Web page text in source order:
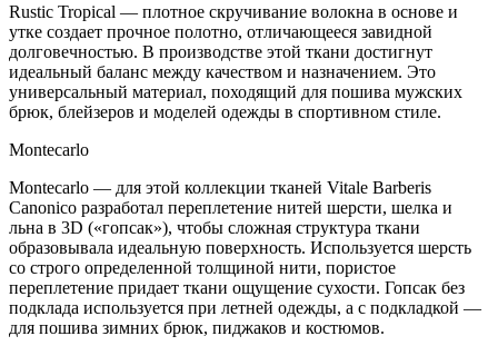
Rustic Tropical — плотное скручивание волокна в основе и
утке создает прочное полотно, отличающееся завидной
долговечностью. В производстве этой ткани достигнут
идеальный баланс между качеством и назначением. Это
универсальный материал, походящий для пошива мужских
брюк, блейзеров и моделей одежды в спортивном стиле.
Montecarlo
Montecarlo — для этой коллекции тканей Vitale Barberis
Canonico разработал переплетение нитей шерсти, шелка и
льна в 3D («гопсак»), чтобы сложная структура ткани
образовывала идеальную поверхность. Используется шерсть
со строго определенной толщиной нити, пористое
переплетение придает ткани ощущение сухости. Гопсак без
подклада используется при летней одежды, а с подкладкой —
для пошива зимних брюк, пиджаков и костюмов.